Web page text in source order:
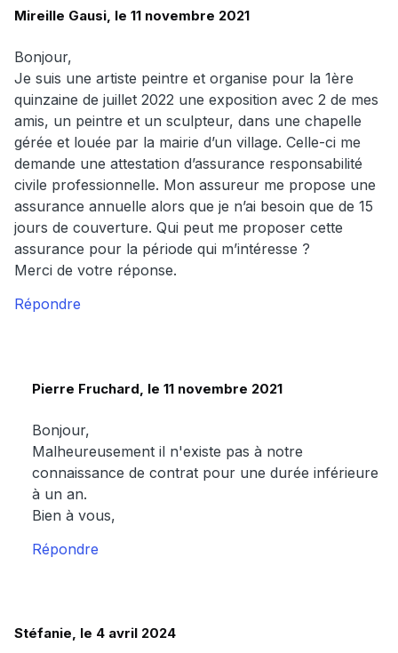
Mireille Gausi, le 11 novembre 2021
Bonjour,
Je suis une artiste peintre et organise pour la 1ère
quinzaine de juillet 2022 une exposition avec 2 de mes
amis, un peintre et un sculpteur, dans une chapelle
gérée et louée par la mairie d’un village. Celle-ci me
demande une attestation d’assurance responsabilité
civile professionnelle. Mon assureur me propose une
assurance annuelle alors que je n’ai besoin que de 15
jours de couverture. Qui peut me proposer cette
assurance pour la période qui m’intéresse ?
Merci de votre réponse.
Répondre
Pierre Fruchard, le 11 novembre 2021
Bonjour,
Malheureusement il n'existe pas à notre
connaissance de contrat pour une durée inférieure
à un an.
Bien à vous,
Répondre
Stéfanie, le 4 avril 2024